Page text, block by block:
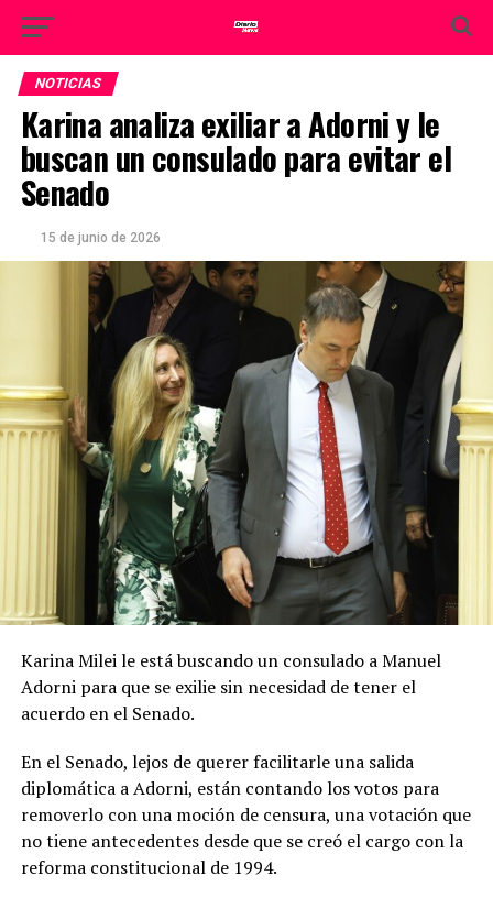
NOTICIAS
Karina analiza exiliar a Adorni y le
buscan un consulado para evitar el
Senado
15 de junio de 2026
Karina Milei le está buscando un consulado a Manuel
Adorni para que se exilie sin necesidad de tener el
acuerdo en el Senado.
En el Senado, lejos de querer facilitarle una salida
diplomática a Adorni, están contando los votos para
removerlo con una moción de censura, una votación que
no tiene antecedentes desde que se creó el cargo con la
reforma constitucional de 1994.